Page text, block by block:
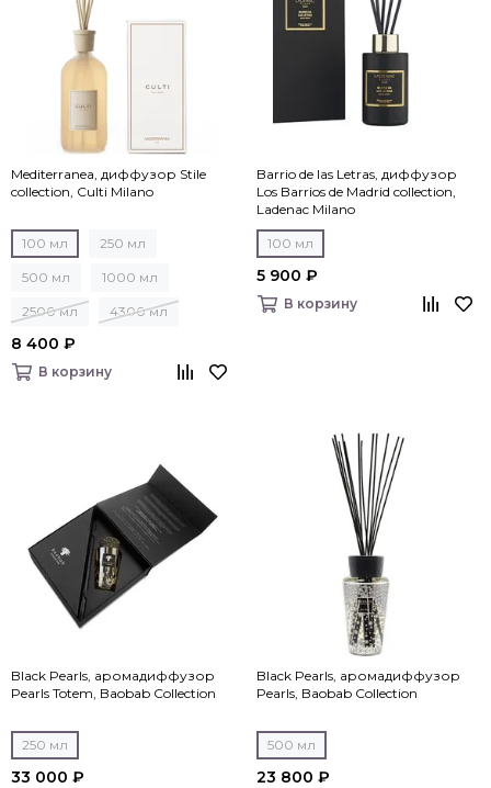
Mediterranea, диффузор Stile
collection, Culti Milano
100 мл 250 мл
500 мл 1000 мл
2500 мл 4300 мл
8 400 ₽
В корзину
Barrio de las Letras, диффузор
Los Barrios de Madrid collection,
Ladenac Milano
100 мл
5 900 ₽
В корзину
Black Pearls, аромадиффузор
Pearls Totem, Baobab Collection
250 мл
33 000 ₽
Black Pearls, аромадиффузор
Pearls, Baobab Collection
500 мл
23 800 ₽